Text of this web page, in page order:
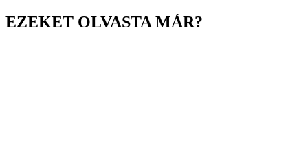
EZEKET OLVASTA MÁR?